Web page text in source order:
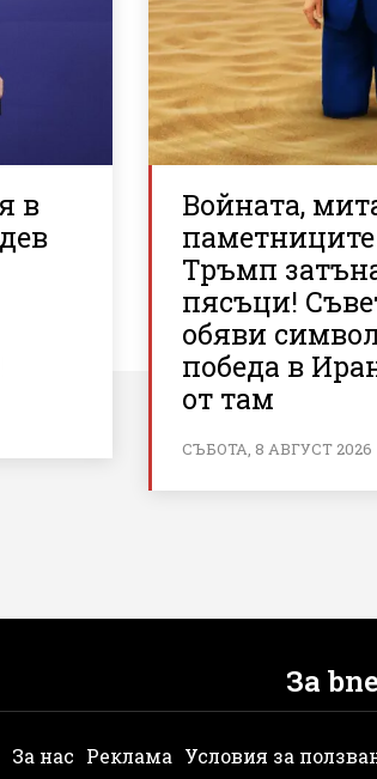
в
Войната,
Тръмп
пясъци!
обяви
победа в
от там
СЪБОТА, 8 АВГУСТ 2026
За
За нас Реклама Условия за